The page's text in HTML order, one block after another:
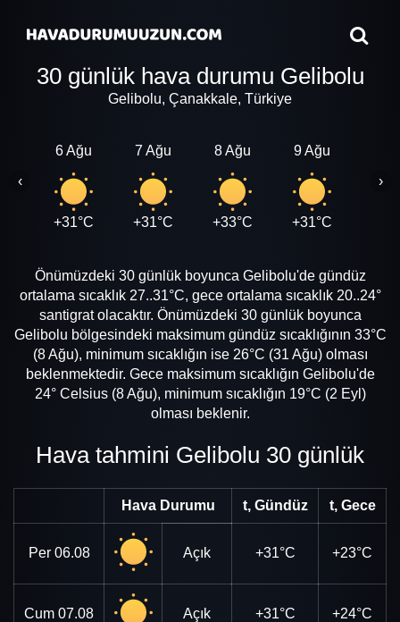
30 günlük hava durumu Gelibolu
Gelibolu, Çanakkale, Türkiye
6 Ağu
+31°C
7 Ağu
+31°C
8 Ağu
+33°C
9 Ağu
+31°C
‹ ›
Önümüzdeki 30 günlük boyunca Gelibolu'de gündüz
ortalama sıcaklık 27..31°C, gece ortalama sıcaklık 20..24°
santigrat olacaktır. Önümüzdeki 30 günlük boyunca
Gelibolu bölgesindeki maksimum gündüz sıcaklığının 33°C
(8 Ağu), minimum sıcaklığın ise 26°C (31 Ağu) olması
beklenmektedir. Gece maksimum sıcaklığın Gelibolu'de
24° Celsius (8 Ağu), minimum sıcaklığın 19°C (2 Eyl)
olması beklenir.
Hava tahmini Gelibolu 30 günlük
Hava Durumu t, Gündüz t, Gece
Per 06.08 Açık +31°C +23°C
Cum 07.08 Açık +31°C +24°C